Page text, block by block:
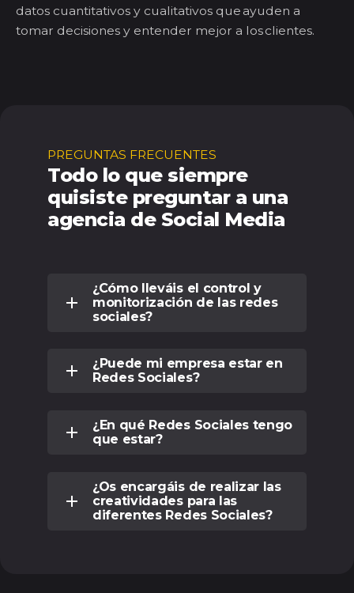
datos cuantitativos y cualitativos que ayuden a
tomar decisiones y entender mejor a los clientes.
PREGUNTAS FRECUENTES
Todo lo que siempre
quisiste preguntar a una
agencia de Social Media
¿Cómo lleváis el control y
monitorización de las redes
sociales?
¿Puede mi empresa estar en
Redes Sociales?
¿En qué Redes Sociales tengo
que estar?
¿Os encargáis de realizar las
creatividades para las
diferentes Redes Sociales?